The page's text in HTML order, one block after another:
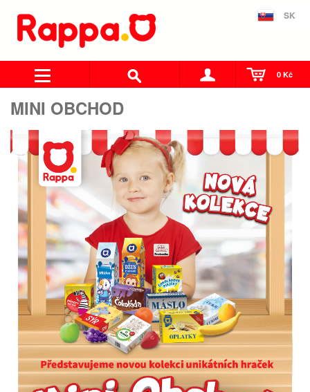
SK
0 Kč
MINI OBCHOD